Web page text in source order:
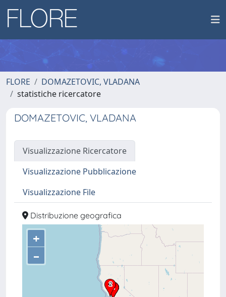
FLORE
DOMAZETOVIC, VLADANA
statistiche ricercatore
DOMAZETOVIC, VLADANA
Visualizzazione Ricercatore
Visualizzazione Pubblicazione
Visualizzazione File
Distribuzione geografica
+
–